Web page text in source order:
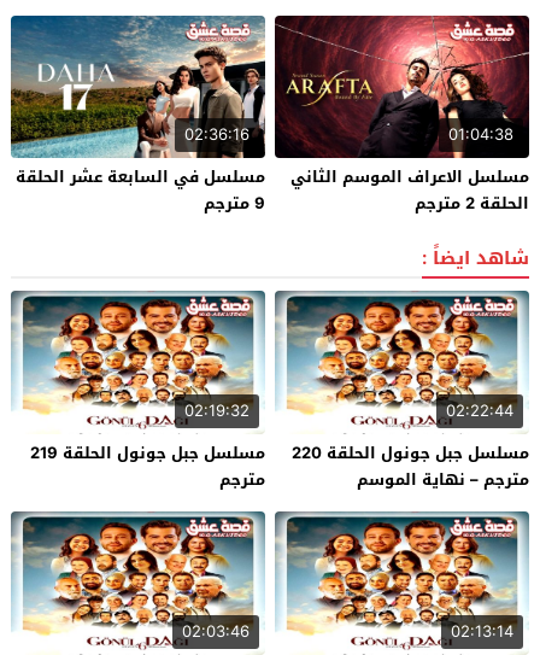
01:04:38
مسلسل الاعراف الموسم الثاني
الحلقة 2 مترجم
02:36:16
مسلسل في السابعة عشر الحلقة
9 مترجم
شاهد ايضاً :
02:22:44
مسلسل جبل جونول الحلقة 220
مترجم – نهاية الموسم
02:19:32
مسلسل جبل جونول الحلقة 219
مترجم
02:13:14
02:03:46